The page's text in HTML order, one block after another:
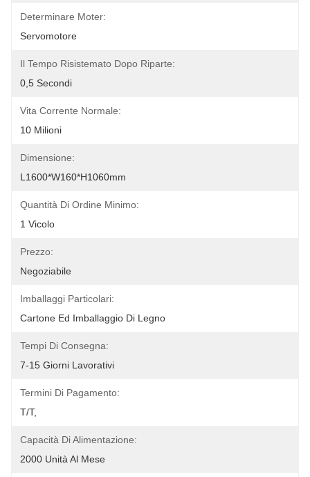
Determinare Moter:
Servomotore
Il Tempo Risistemato Dopo Riparte:
0,5 Secondi
Vita Corrente Normale:
10 Milioni
Dimensione:
L1600*W160*H1060mm
Quantità Di Ordine Minimo:
1 Vicolo
Prezzo:
Negoziabile
Imballaggi Particolari:
Cartone Ed Imballaggio Di Legno
Tempi Di Consegna:
7-15 Giorni Lavorativi
Termini Di Pagamento:
T/T,
Capacità Di Alimentazione:
2000 Unità Al Mese